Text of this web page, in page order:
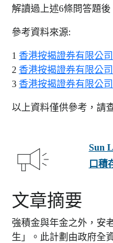
解讀過上述6條問答題
參考資料來源:
1 香港按揭證券有限公司
2 香港按揭證券有限公
3 香港按揭證券有限公司
以上資料僅供參考，請
Sun
口積
文章摘要
強積金與年金之外，安
生」。此計劃由政府全